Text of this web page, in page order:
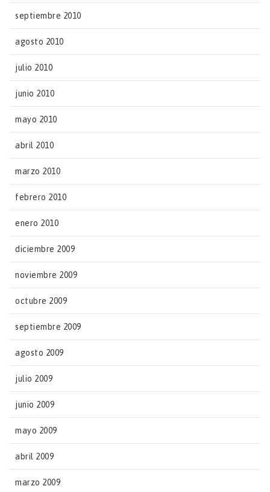
septiembre 2010
agosto 2010
julio 2010
junio 2010
mayo 2010
abril 2010
marzo 2010
febrero 2010
enero 2010
diciembre 2009
noviembre 2009
octubre 2009
septiembre 2009
agosto 2009
julio 2009
junio 2009
mayo 2009
abril 2009
marzo 2009